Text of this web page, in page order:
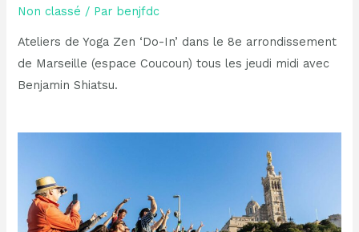
Non classé / Par benjfdc
Ateliers de Yoga Zen ‘Do-In’ dans le 8e arrondissement
de Marseille (espace Coucoun) tous les jeudi midi avec
Benjamin Shiatsu.